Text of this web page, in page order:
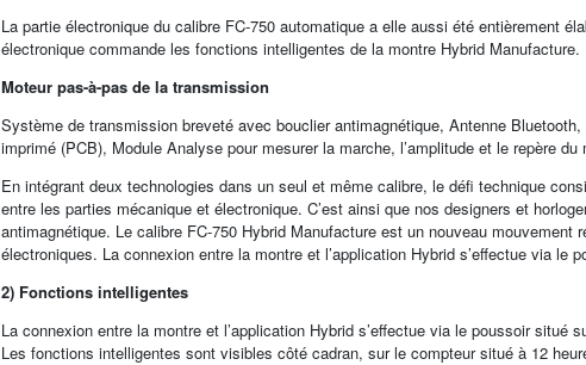
La partie électronique du calibre FC-750 automatique a elle aussi été entièrement
électronique commande les fonctions intelligentes de la montre Hybrid Manufacture.
Moteur pas-à-pas de la transmission
Système de transmission breveté avec bouclier antimagnétique, Antenne
imprimé (PCB), Module Analyse pour mesurer la marche, l’amplitude et le repère
En intégrant deux technologies dans un seul et même calibre, le défi technique
entre les parties mécanique et électronique. C’est ainsi que nos designers et
antimagnétique. Le calibre FC-750 Hybrid Manufacture est un nouveau
électroniques. La connexion entre la montre et l’application Hybrid s’effectue via le
2) Fonctions intelligentes
La connexion entre la montre et l’application Hybrid s’effectue via le poussoir
Les fonctions intelligentes sont visibles côté cadran, sur le compteur situé à 12